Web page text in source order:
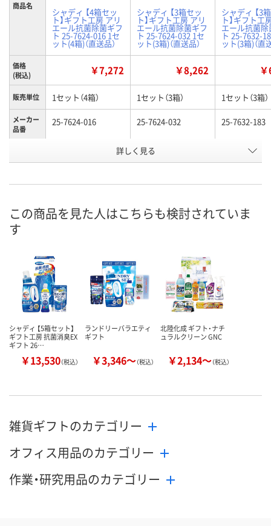
商品名
シャディ 【4箱セッ
ト】ギフト工房 アリ
エール抗菌除菌ギフ
ト 25-7624-016 1セ
ット(4箱)（直送品）
シャディ 【3箱セッ
ト】ギフト工房 アリ
エール抗菌除菌ギフ
ト 25-7624-032 1セ
ット(3箱)（直送品）
シャディ 【3
ト】ギフト工
エール抗菌
ト 25-7632-
ット(3箱)（直
価格
(税込)
￥7,272 ￥8,262
販売単位 1セット（4箱） 1セット（3箱） 1セット（3箱）
メーカー
品番
25-7624-016 25-7624-032 25-7632-183
UR08809 UR08840
詳しく見る
この商品を見た人はこちらも検討されていま
す
シャディ 【5箱セット】
ギフト工房 抗菌消臭EX
ギフト 26…
￥13,530（税込）
ランドリーバラエティ
ギフト
￥3,346～（税込）
北陸化成 ギフト・ナチ
ュラルクリーン GNC
￥2,134～（税込）
雑貨ギフトのカテゴリー
オフィス用品のカテゴリー
作業・研究用品のカテゴリー